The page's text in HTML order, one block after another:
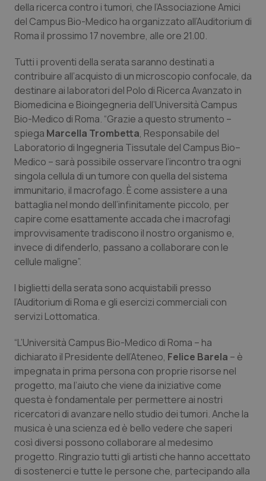
Emilia-Romagna
Lazio
Liguria
Lombardia
Marche
Molise
Piemonte
Provincia Autonoma di Bolzano
Provincia Autonoma di Trento
Sardegna
Sicilia
Toscana
Umbria
Colesterolo & coronaropatie
Diabete & glucometri
Disturbi dell’umore
Dolore
Donna & Salute
Epatiti
HIV
Infezioni & Febbre
Ipertensione & Scompenso
Malattia di Crohn & Rettocolite Ulcerosa
Neuroscienze & patologie neurodegenerative
Obesità
Oftalmologia
della ricerca contro i tumori, che l’Associazione Amici
del Campus Bio-Medico ha organizzato all’Auditorium di
Roma il prossimo 17 novembre, alle ore 21.00.
Tutti i proventi della serata saranno destinati a
contribuire all’acquisto di un microscopio confocale, da
destinare ai laboratori del Polo di Ricerca Avanzato in
Biomedicina e Bioingegneria dell’Università Campus
Bio-Medico di Roma. “Grazie a questo strumento –
spiega Marcella Trombetta, Responsabile del
Laboratorio di Ingegneria Tissutale del Campus Bio–
Medico – sarà possibile osservare l’incontro tra ogni
singola cellula di un tumore con quella del sistema
immunitario, il macrofago. È come assistere a una
battaglia nel mondo dell’infinitamente piccolo, per
capire come esattamente accada che i macrofagi
improvvisamente tradiscono il nostro organismo e,
invece di difenderlo, passano a collaborare con le
cellule maligne”.
I biglietti della serata sono acquistabili presso
l’Auditorium di Roma e gli esercizi commerciali con
servizi Lottomatica.
“L’Università Campus Bio-Medico di Roma – ha
dichiarato il Presidente dell’Ateneo, Felice Barela – è
impegnata in prima persona con proprie risorse nel
progetto, ma l’aiuto che viene da iniziative come
questa è fondamentale per permettere ai nostri
ricercatori di avanzare nello studio dei tumori. Anche la
musica è una scienza ed è bello vedere che saperi
così diversi possono collaborare al medesimo
progetto. Ringrazio tutti gli artisti che hanno accettato
di sostenerci e tutte le persone che, partecipando alla